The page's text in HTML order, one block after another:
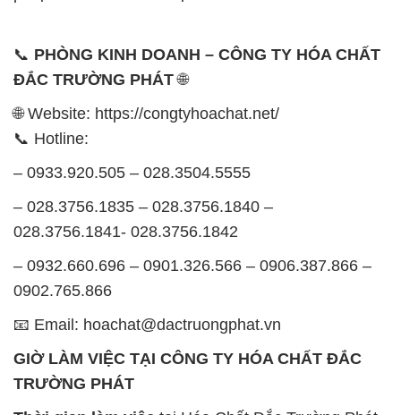
– 0933.920.505 – 028.3504.5555
028.3756.1841- 028.3756.1842
0902.765.866
📧 Email: hoachat@dactruongphat.vn
TRƯỜNG PHÁT
được tổ chức như sau:
Thứ 2 đến thứ 6: Buổi sáng: từ 8h đến 11h – Buổi
chiều: từ 12h30 đến 17h